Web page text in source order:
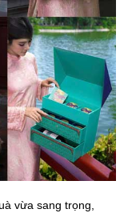
vừa sang trọng,